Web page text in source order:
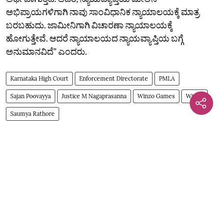
ಅಭಿಪ್ರಾಯಗಳಿಗಾಗಿ ನಾವು ಸಾಂವಿಧಾನಿಕ ನ್ಯಾಯಾಲಯಕ್ಕೆ ಮಾತ್ರ
ಬರಬಹುದು. ಜಾಮೀನಿಗಾಗಿ ವಿಚಾರಣಾ ನ್ಯಾಯಾಲಯಕ್ಕೆ
ಹೋಗುತ್ತೇವೆ. ಆದರೆ ನ್ಯಾಯಾಲಯದ ನ್ಯಾಯವ್ಯಾಪ್ತಿಯ ಬಗ್ಗೆ
ಅನುಮಾನವಿದೆ” ಎಂದರು.
Karnataka High Court Enforcement Directorate PMLA
Sajan Poovayya Justice M Nagaprasanna Winzo Games WinZo
Saumya Rathore